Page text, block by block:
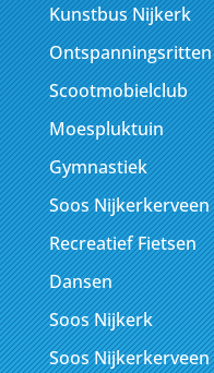
Kunstbus Nijkerk
Ontspanningsritten
Scootmobielclub
Moespluktuin
Gymnastiek
Soos Nijkerkerveen
Recreatief Fietsen
Dansen
Soos Nijkerk
Soos Nijkerkerveen